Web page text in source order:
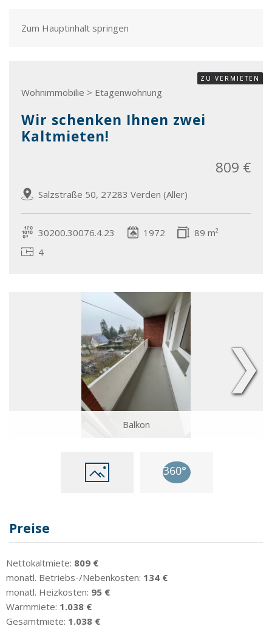
Zum Hauptinhalt springen
Wohnimmobilie > Etagenwohnung
ZU VERMIETEN
Wir schenken Ihnen zwei
Kaltmieten!
Salzstraße 50, 27283 Verden (Aller)
809 €
30200.30076.4.23 1972
89 m²
4
Balkon
❯
Preise
Nettokaltmiete: 809 €
monatl. Betriebs-/Nebenkosten: 134 €
monatl. Heizkosten: 95 €
Warmmiete: 1.038 €
Gesamtmiete: 1.038 €